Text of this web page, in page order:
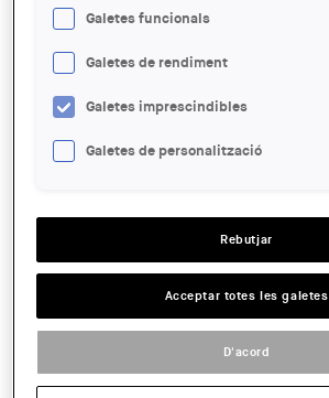
COAC, Cooperativa Jordi Capell
LLOC:
Barcelona
ACCIONS
WhatsApp
Facebook
TwitterLinkedIn
Share
Galetes funcionals
Galetes de rendiment
Galetes imprescindibles
Galetes de personalització
Rebutjar
Acceptar totes les galetes
D'acord